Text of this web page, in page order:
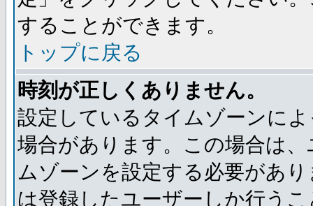
することができます。
トップに戻る
時刻が正しくありません。
設定しているタイムゾーンに
場合があります。この場合は
ムゾーンを設定する必要があ
は登録したユーザーしか行う